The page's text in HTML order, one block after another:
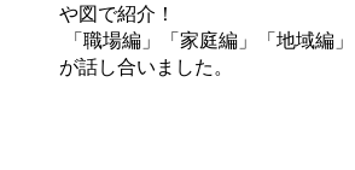
や図で紹介！
「職場編」「家庭編」「地域編
が話し合いました。